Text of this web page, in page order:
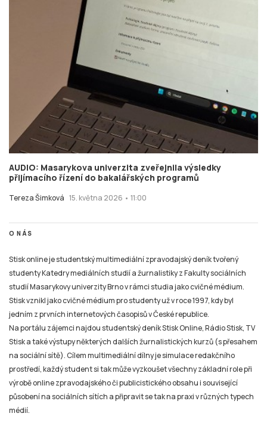
AUDIO: Masarykova univerzita zveřejnila výsledky
přijímacího řízení do bakalářských programů
Tereza Šimková 15. května 2026 • 11:00
O NÁS
Stisk online je studentský multimediální zpravodajský deník tvořený
studenty Katedry mediálních studií a žurnalistiky z Fakulty sociálních
studií Masarykovy univerzity Brno v rámci studia jako cvičné médium.
Stisk vznikl jako cvičné médium pro studenty už v roce 1997, kdy byl
jedním z prvních internetových časopisů v České republice.
Na portálu zájemci najdou studentský deník Stisk Online, Rádio Stisk, TV
Stisk a také výstupy některých dalších žurnalistických kurzů (s přesahem
na sociální sítě). Cílem multimediální dílny je simulace redakčního
prostředí, každý student si tak může vyzkoušet všechny základní role při
výrobě online zpravodajského či publicistického obsahu i související
působení na sociálních sítích a připravit se tak na praxi v různých typech
médií.